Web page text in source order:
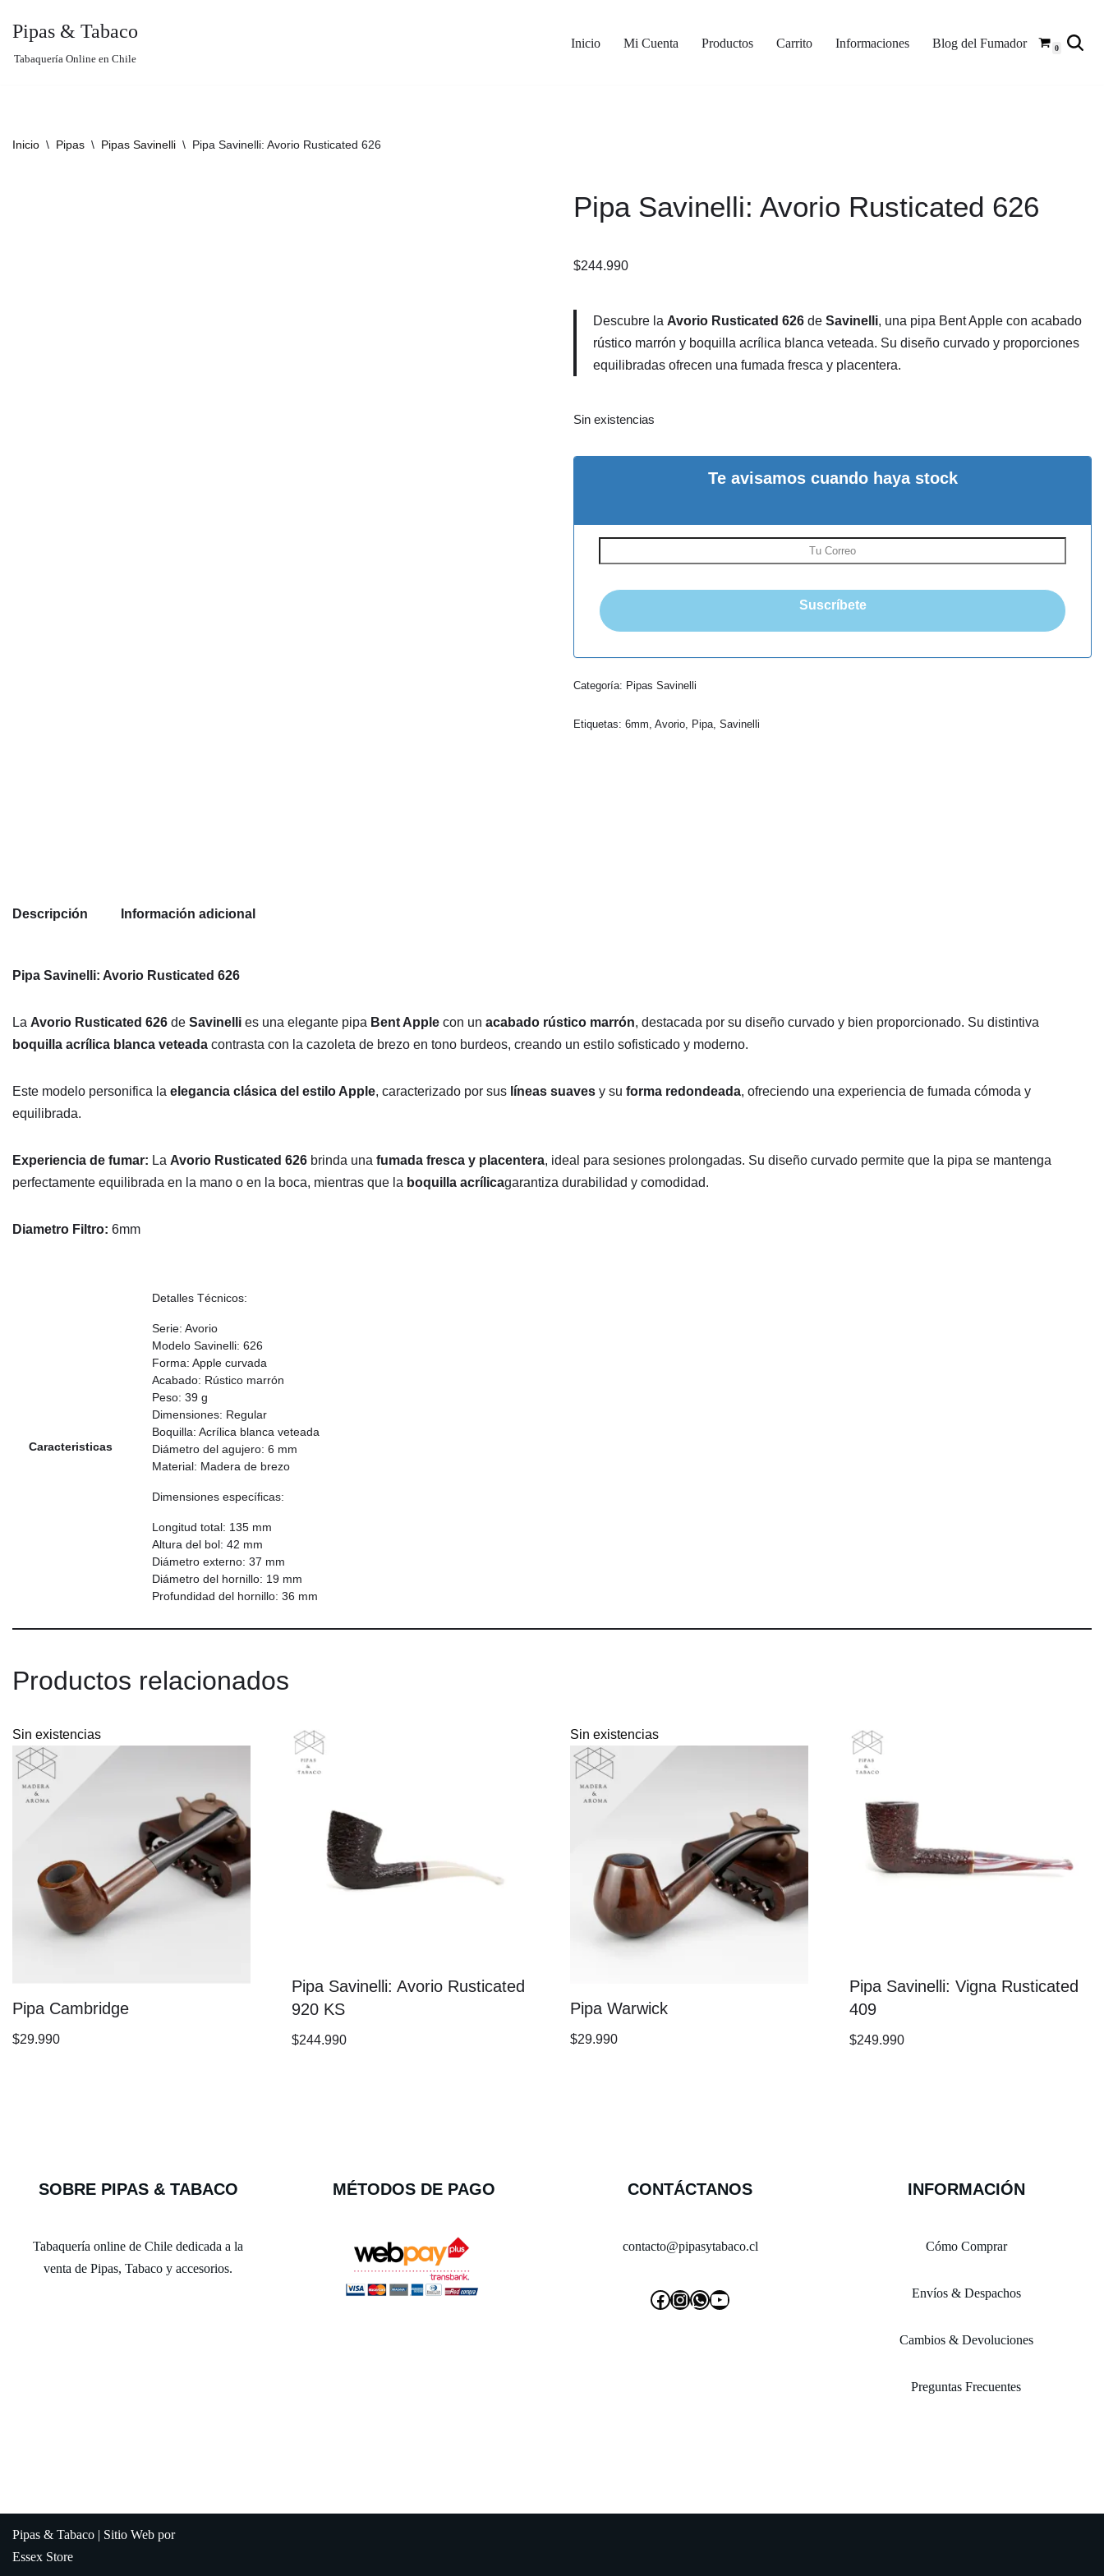
Saltar
Pipas & Tabaco
Tabaquería Online en Chile
Inicio Mi Cuenta Productos Carrito Informaciones Blog del Fumador 0
Inicio \ Pipas \ Pipas Savinelli \ Pipa Savinelli: Avorio Rusticated 626
Pipa Savinelli: Avorio Rusticated 626
$244.990
Descubre la Avorio Rusticated 626 deSavinelli, una pipa Bent Apple con acabado
rústico marrón y boquilla acrílica blanca veteada. Su diseño curvado y proporciones
equilibradas ofrecen una fumada fresca y placentera.
Sin existencias
Te avisamos cuando haya stock
Suscríbete
Categoría: Pipas Savinelli
Etiquetas:6mm,Avorio, Pipa,Savinelli
Descripción Información adicional
Pipa Savinelli: Avorio Rusticated 626
La Avorio Rusticated 626 de Savinelli es una elegante pipa Bent Apple con un acabado rústico marrón, destacada por su diseño curvado y bien proporcionado. Su distintiva
boquilla acrílica blanca veteada contrasta con la cazoleta de brezo en tono burdeos, creando un estilo sofisticado y moderno.
Este modelo personifica la elegancia clásica del estilo Apple, caracterizado por sus líneas suaves y su forma redondeada, ofreciendo una experiencia de fumada cómoda y
equilibrada.
Experiencia de fumar: La Avorio Rusticated 626 brinda una fumada fresca y placentera, ideal para sesiones prolongadas. Su diseño curvado permite que la pipa se mantenga
perfectamente equilibrada en la mano o en la boca, mientras que la boquilla acrílicagarantiza durabilidad y comodidad.
Diametro Filtro: 6mm
Caracteristicas
Detalles Técnicos:
Serie: Avorio
Modelo Savinelli: 626
Forma: Apple curvada
Acabado: Rústico marrón
Peso: 39 g
Dimensiones: Regular
Boquilla: Acrílica blanca veteada
Diámetro del agujero: 6 mm
Material: Madera de brezo
Dimensiones específicas:
Longitud total: 135 mm
Altura del bol: 42 mm
Diámetro externo: 37 mm
Diámetro del hornillo: 19 mm
Profundidad del hornillo: 36 mm
Productos relacionados
Sin existencias
Pipa Cambridge
$29.990
Pipa Savinelli: Avorio Rusticated
920 KS
$244.990
Sin existencias
Pipa Warwick
$29.990
Pipa Savinelli: Vigna Rusticated
409
$249.990
SOBRE PIPAS & TABACO
Tabaquería online de Chile dedicada a la
venta de Pipas, Tabaco y accesorios.
MÉTODOS DE PAGO CONTÁCTANOS
contacto@pipasytabaco.cl
INFORMACIÓN
Cómo Comprar
Envíos & Despachos
Cambios & Devoluciones
Preguntas Frecuentes
Pipas & Tabaco | Sitio Web por
Essex Store